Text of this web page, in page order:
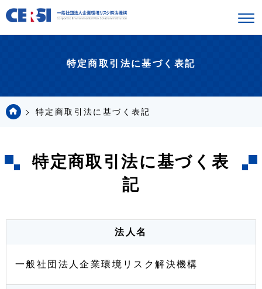
特定商取引法に基づく表記
特定商取引法に基づく表記
特定商取引法に基づく表
記
法人名
一般社団法人企業環境リスク解決機構